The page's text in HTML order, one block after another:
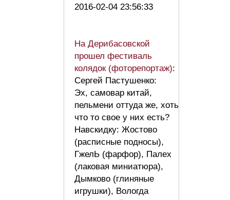
2016-02-04 23:56:33
На Дерибасовской
прошел фестиваль
колядок (фоторепортаж):
Сергей Пастушенкo:
Эх, самовар китай,
пельмени оттуда же, хоть
что то свое у них есть?
Навскидку: Жостово
(расписные подносы),
ГжелЬ (фарфор), Палех
(лаковая миниатюра),
Дымково (глиняные
игрушки), Вологда